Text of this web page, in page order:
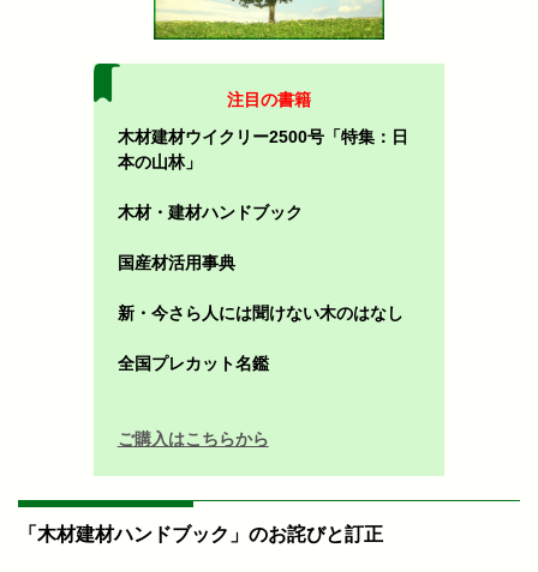
注目の書籍
木材建材ウイクリー2500号「特集：日
本の山林」
木材・建材ハンドブック
国産材活用事典
新・今さら人には聞けない木のはなし
全国プレカット名鑑
ご購入はこちらから
「木材建材ハンドブック」のお詫びと訂正